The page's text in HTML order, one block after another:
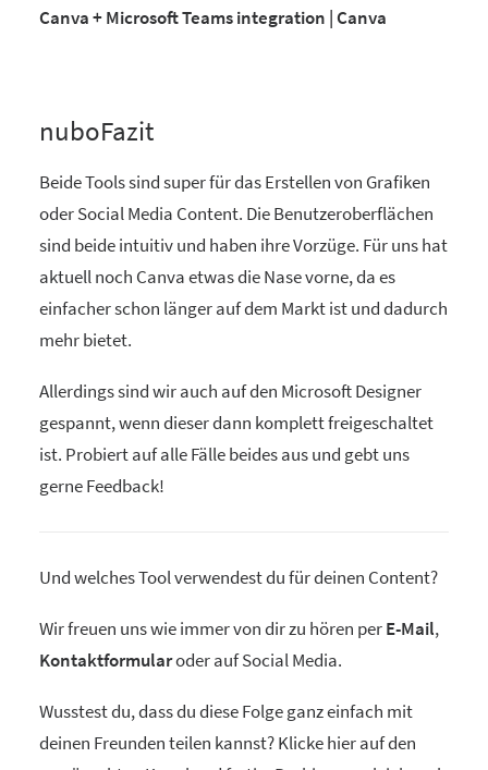
Canva + Microsoft Teams integration | Canva
nuboFazit
Beide Tools sind super für das Erstellen von Grafiken
oder Social Media Content. Die Benutzeroberflächen
sind beide intuitiv und haben ihre Vorzüge. Für uns hat
aktuell noch Canva etwas die Nase vorne, da es
einfacher schon länger auf dem Markt ist und dadurch
mehr bietet.
Allerdings sind wir auch auf den Microsoft Designer
gespannt, wenn dieser dann komplett freigeschaltet
ist. Probiert auf alle Fälle beides aus und gebt uns
gerne Feedback!
Und welches Tool verwendest du für deinen Content?
Wir freuen uns wie immer von dir zu hören perE-Mail,
Kontaktformularoder auf Social Media.
Wusstest du, dass du diese Folge ganz einfach mit
deinen Freunden teilen kannst? Klicke hier auf den